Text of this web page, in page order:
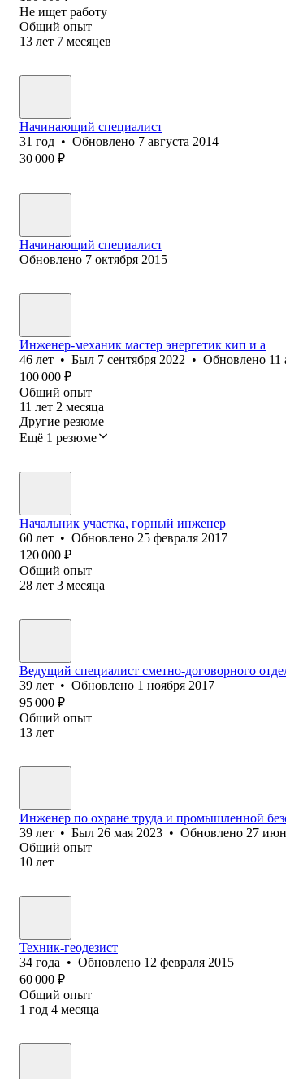
Не ищет работу
Общий опыт
13 лет 7 месяцев
Начинающий специалист
31 год • Обновлено 7 августа 2014
30 000 ₽
Начинающий специалист
Обновлено 7 октября 2015
Инженер-механик мастер энергетик кип и а
46 лет • Был 7 сентября 2022 • Обновлено 11
100 000 ₽
Общий опыт
11 лет 2 месяца
Другие резюме
Ещё 1 резюме
Начальник участка, горный инженер
60 лет • Обновлено 25 февраля 2017
120 000 ₽
Общий опыт
28 лет 3 месяца
Ведущий специалист сме‎тно-договорного
39 лет • Обновлено 1 ноября 2017
95 000 ₽
Общий опыт
13 лет
Инженер по охране труда и промышленной
39 лет • Был 26 мая 2023 • Обновлено 27
Общий опыт
10 лет
Техник-геодезист
34 года • Обновлено 12 февраля 2015
60 000 ₽
Общий опыт
1 год 4 месяца